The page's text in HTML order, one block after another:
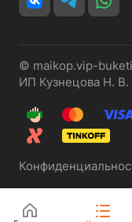
© maikop.vip-
ИП Кузнецова Н.